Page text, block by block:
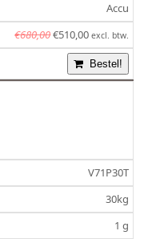
Accu
€680,00Oorspronkelijke
prijs
€680,00.
€510,00Huidige
prijs
is:
€510,00.
excl. btw.
Bestel!
V71P30T
30kg
1 g